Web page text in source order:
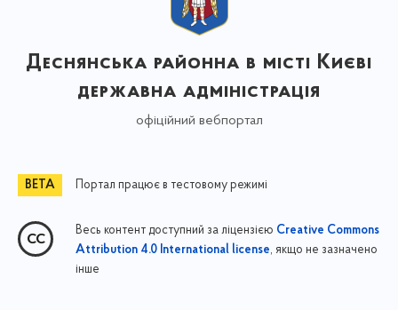
Деснянська районна в місті Києві
державна адміністрація
офіційний вебпортал
Портал працює в тестовому режимі
Весь контент доступний за ліцензією Creative Commons
Attribution 4.0 International license, якщо не зазначено
інше